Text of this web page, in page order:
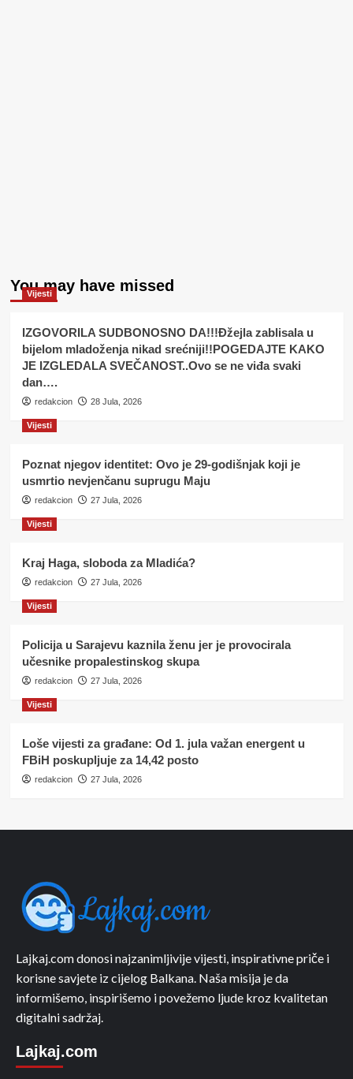
You may have missed
Vijesti
IZGOVORILA SUDBONOSNO DA!!!Đžejla zablisala u
bijelom mladoženja nikad srećniji!!POGEDAJTE KAKO
JE IZGLEDALA SVEČANOST..Ovo se ne viđa svaki
dan….
redakcion 28 Jula, 2026
Vijesti
Poznat njegov identitet: Ovo je 29-godišnjak koji je
usmrtio nevjenčanu suprugu Maju
redakcion 27 Jula, 2026
Vijesti
Kraj Haga, sloboda za Mladića?
redakcion 27 Jula, 2026
Vijesti
Policija u Sarajevu kaznila ženu jer je provocirala
učesnike propalestinskog skupa
redakcion 27 Jula, 2026
Vijesti
Loše vijesti za građane: Od 1. jula važan energent u
FBiH poskupljuje za 14,42 posto
redakcion 27 Jula, 2026
Lajkaj.com donosi najzanimljivije vijesti, inspirativne priče i
korisne savjete iz cijelog Balkana. Naša misija je da
informišemo, inspirišemo i povežemo ljude kroz kvalitetan
digitalni sadržaj.
Lajkaj.com